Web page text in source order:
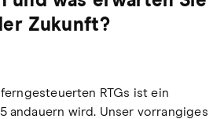
Zukunft?
RTGs ist ein
andauern wird. Unser vorrangiges